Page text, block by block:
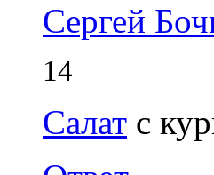
Сергей
14
Салат с